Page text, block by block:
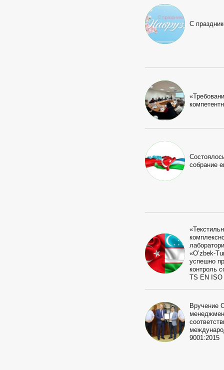
С
собрание
«O’zbek-
успешно
контроль
ТS EN ISO
Вручение
9001:2015